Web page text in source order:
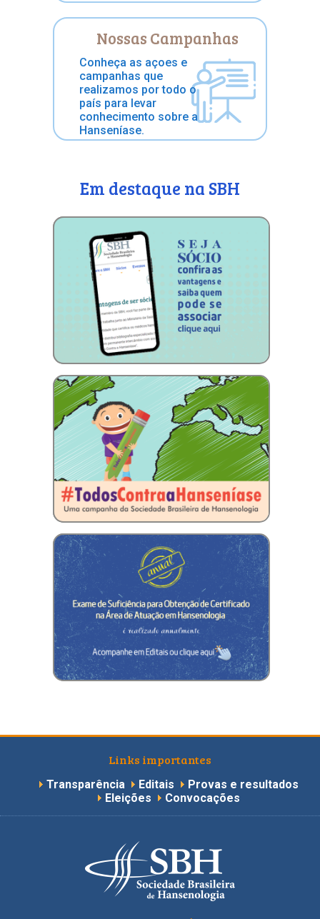
Nossas Campanhas
Conheça as açoes e
campanhas que
realizamos por todo o
país para levar
conhecimento sobre a
Hanseníase.
Em destaque na SBH
Links importantes
Transparência Editais
Provas e resultados
Eleições
Convocações